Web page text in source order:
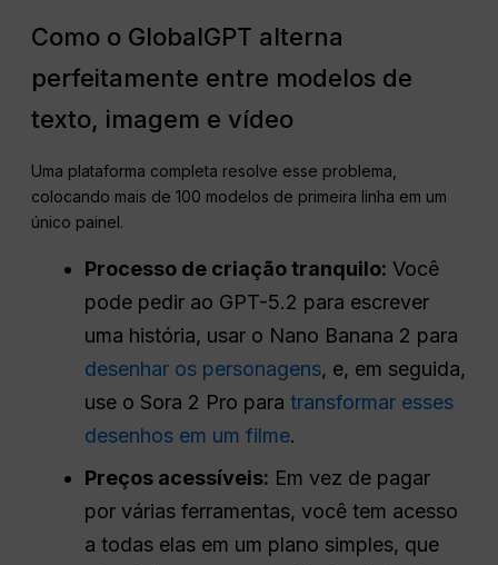
Como o GlobalGPT alterna
perfeitamente entre modelos de
texto, imagem e vídeo
Uma plataforma completa resolve esse problema,
colocando mais de 100 modelos de primeira linha em um
único painel.
Processo de criação tranquilo: Você
pode pedir ao GPT-5.2 para escrever
uma história, usar o Nano Banana 2 para
desenhar os personagens, e, em seguida,
use o Sora 2 Pro paratransformar esses
desenhos em um filme.
Preços acessíveis: Em vez de pagar
por várias ferramentas, você tem acesso
a todas elas em um plano simples, que